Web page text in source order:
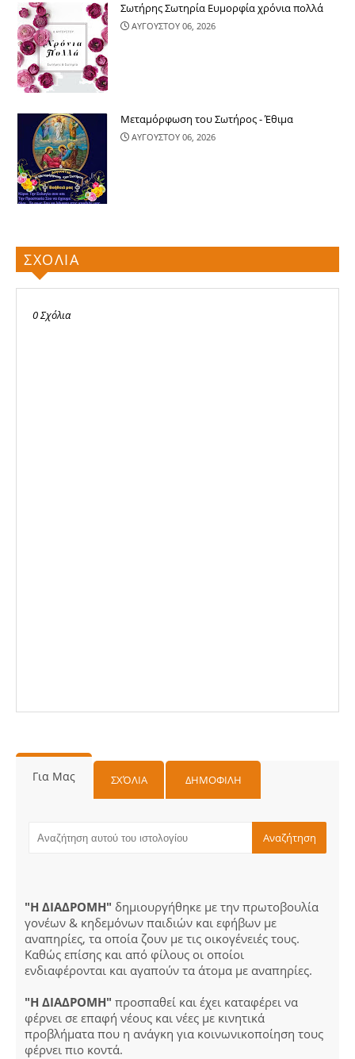
Σωτήρης Σωτηρία Ευμορφία χρόνια πολλά
ΑΥΓΟΥΣΤΟΥ 06, 2026
Μεταμόρφωση του Σωτήρος - Έθιμα
ΑΥΓΟΥΣΤΟΥ 06, 2026
ΣΧΟΛΙΑ
0 Σχόλια
Για Μας ΣΧΌΛΙΑ ΔΗΜΟΦΙΛΗ
"Η ΔΙΑΔΡΟΜΗ" δημιουργήθηκε με την πρωτοβουλία
γονέων & κηδεμόνων παιδιών και εφήβων με
αναπηρίες, τα οποία ζουν με τις οικογένειές τους.
Καθώς επίσης και από φίλους οι οποίοι
ενδιαφέρονται και αγαπούν τα άτομα με αναπηρίες.
"Η ΔΙΑΔΡΟΜΗ" προσπαθεί και έχει καταφέρει να
φέρνει σε επαφή νέους και νέες με κινητικά
προβλήματα που η ανάγκη για κοινωνικοποίηση τους
φέρνει πιο κοντά.